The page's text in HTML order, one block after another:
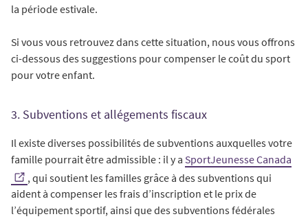
la période estivale.
Si vous vous retrouvez dans cette situation, nous vous offrons
ci-dessous des suggestions pour compenser le coût du sport
pour votre enfant.
3. Subventions et allégements fiscaux
Il existe diverses possibilités de subventions auxquelles votre
famille pourrait être admissible : il y a SportJeunesse Canada
, qui soutient les familles grâce à des subventions qui
aident à compenser les frais d’inscription et le prix de
l’équipement sportif, ainsi que des subventions fédérales